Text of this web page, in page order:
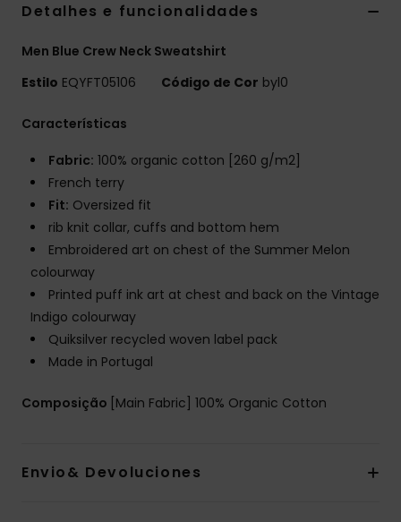
Detalhes e funcionalidades
Men Blue Crew Neck Sweatshirt
Estilo EQYFT05106 Código de Cor byl0
Características
Fabric: 100% organic cotton [260 g/m2]
French terry
Fit: Oversized fit
rib knit collar, cuffs and bottom hem
Embroidered art on chest of the Summer Melon
colourway
Printed puff ink art at chest and back on the Vintage
Indigo colourway
Quiksilver recycled woven label pack
Made in Portugal
Composição [Main Fabric] 100% Organic Cotton
Envio& Devoluciones